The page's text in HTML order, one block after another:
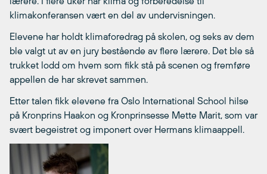
klimakonferansen vært en del av undervisningen.
Elevene har holdt klimaforedrag på skolen, og seks av dem
ble valgt ut av en jury bestående av flere lærere. Det ble så
trukket lodd om hvem som fikk stå på scenen og fremføre
appellen de har skrevet sammen.
Etter talen fikk elevene fra Oslo International School hilse
på Kronprins Haakon og Kronprinsesse Mette Marit, som var
svært begeistret og imponert over Hermans klimaappell.